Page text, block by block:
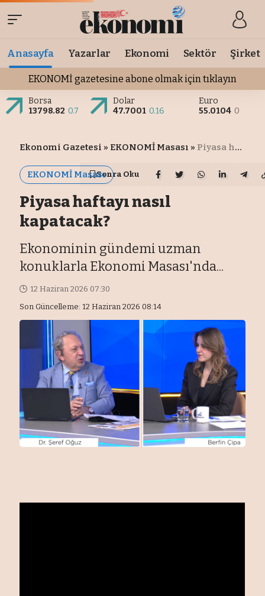
Anasayfa Yazarlar Ekonomi Sektör Şirket
EKONOMİ gazetesine abone olmak için tıklayın
Borsa
13798.82 0.7
Dolar
47.7001 0.16
Euro
55.0104 0
Ekonomi Gazetesi » EKONOMİ Masası » Piyasa haftayı nasıl kapatacak?
EKONOMİ MasasıSonra Oku
Piyasa haftayı nasıl
kapatacak?
Ekonominin gündemi uzman
konuklarla Ekonomi Masası'nda...
Son Güncelleme: 12 Haziran 2026 08:14
12 Haziran 2026 07:30